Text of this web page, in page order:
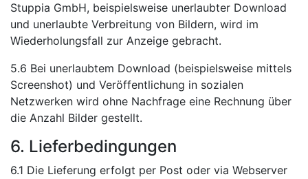
Stuppia GmbH, beispielsweise unerlaubter Download
und unerlaubte Verbreitung von Bildern, wird im
Wiederholungsfall zur Anzeige gebracht.
5.6 Bei unerlaubtem Download (beispielsweise mittels
Screenshot) und Veröffentlichung in sozialen
Netzwerken wird ohne Nachfrage eine Rechnung über
die Anzahl Bilder gestellt.
6. Lieferbedingungen
6.1 Die Lieferung erfolgt per Post oder via Webserver